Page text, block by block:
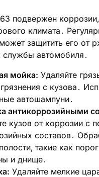
подвержен
климата․
защитить его от
службы автомобиля․
мойка: Удаляйте
с кузова․
автошампуни․
антикоррозийными
кузов от коррозии с
составов․
такие как
и днище․
Удаляйте мелкие